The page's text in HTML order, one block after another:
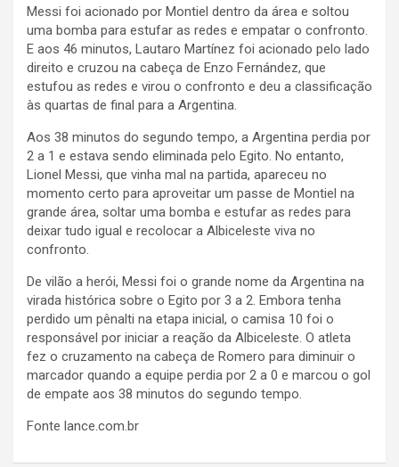
Messi foi acionado por Montiel dentro da área e soltou
uma bomba para estufar as redes e empatar o confronto.
E aos 46 minutos, Lautaro Martínez foi acionado pelo lado
direito e cruzou na cabeça de Enzo Fernández, que
estufou as redes e virou o confronto e deu a classificação
às quartas de final para a Argentina.
Aos 38 minutos do segundo tempo, a Argentina perdia por
2 a 1 e estava sendo eliminada pelo Egito. No entanto,
Lionel Messi, que vinha mal na partida, apareceu no
momento certo para aproveitar um passe de Montiel na
grande área, soltar uma bomba e estufar as redes para
deixar tudo igual e recolocar a Albiceleste viva no
confronto.
De vilão a herói, Messi foi o grande nome da Argentina na
virada histórica sobre o Egito por 3 a 2. Embora tenha
perdido um pênalti na etapa inicial, o camisa 10 foi o
responsável por iniciar a reação da Albiceleste. O atleta
fez o cruzamento na cabeça de Romero para diminuir o
marcador quando a equipe perdia por 2 a 0 e marcou o gol
de empate aos 38 minutos do segundo tempo.
Fonte lance.com.br